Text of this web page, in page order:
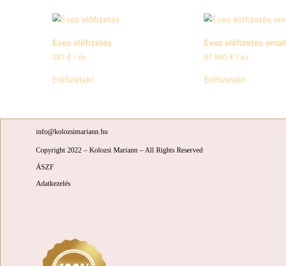
Éves előfizetés
287 € / év
Előfizetek!
Éves előfizetés email
87 890 € / év
Előfizetek!
info@kolozsimariann.hu
Copyright 2022 – Kolozsi Mariann – All Rights Reserved
ÁSZF
Adatkezelés